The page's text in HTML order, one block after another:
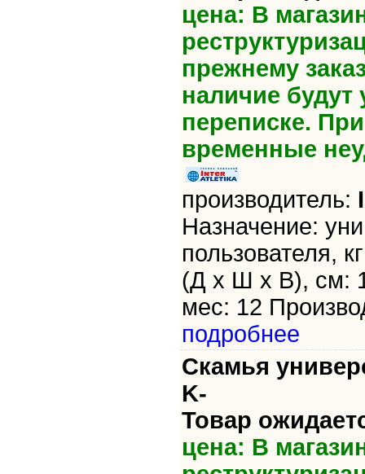
цена: В
прежнему
наличие будут
переписке.
временные
производитель:
Назначение:
пользователя,
(Д х Ш х В), см:
мес: 12
подробнее
Скамья
K-
Товар
цена: В